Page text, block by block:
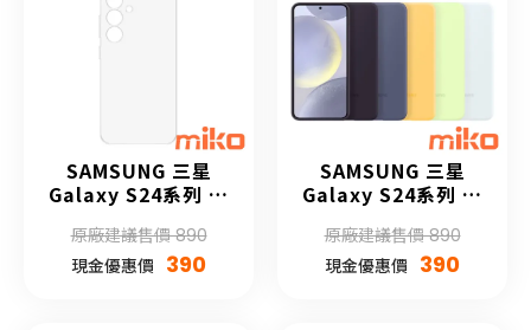
SAMSUNG 三星
Galaxy S24系列 透
原廠建議售價 890
現金優惠價 390
SAMSUNG 三星
Galaxy S24系列 矽
原廠建議售價 890
現金優惠價 390